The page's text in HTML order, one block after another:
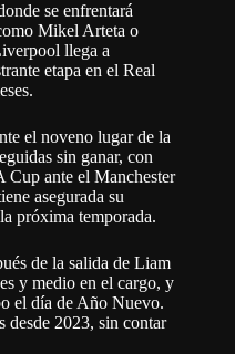
se enfrentará
Mikel Arteta o
llega a
etapa en el Real
el noveno lugar de la
sin ganar, con
Cup ante el Manchester
asegurada su
próxima temporada.
de la salida de Liam
y medio en el cargo, y
el día de Año Nuevo.
desde 2023, sin contar